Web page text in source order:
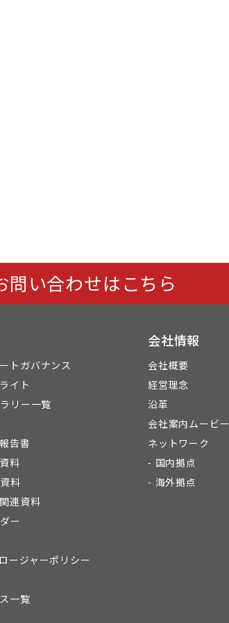
問い合わせはこちら
トガバナンス
イト
リー一覧
告書
料
料
連資料
ー
ージャーポリシー
一覧
会社情報
会社概要
経営理念
沿革
会社案内ムービー
ネットワーク
- 国内拠点
- 海外拠点